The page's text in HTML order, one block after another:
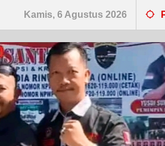
Kamis, 6 Agustus 2026